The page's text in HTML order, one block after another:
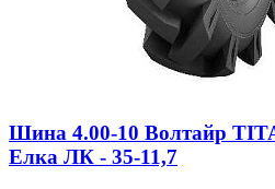
Шина 4.00-10 Волтайр
Елка ЛК - 35-11,7